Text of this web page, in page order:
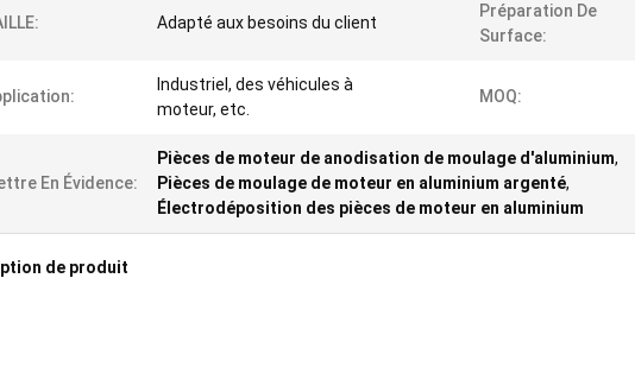
Adapté aux besoins du client
Préparation De
Surface:
Industriel, des véhicules à
moteur, etc.
MOQ:
En Évidence:
Pièces de moteur de anodisation de moulage d'aluminium,
Pièces de moulage de moteur en aluminium argenté,
Électrodéposition des pièces de moteur en aluminium
de produit